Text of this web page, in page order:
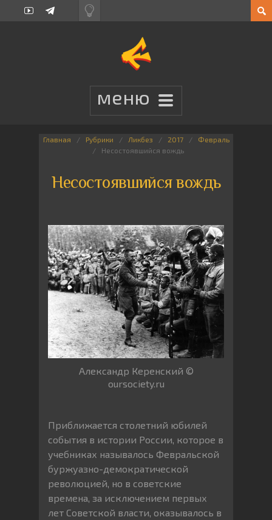
Главная Рубрики Ликбез 2017
Февраль
Несостоявшийся вождь
Несостоявшийся вождь
Александр Керенский ©
oursociety.ru
Приближается столетний юбилей
события в истории России, которое в
учебниках называлось Февральской
буржуазно-демократической
революцией, но в советские
времена, за исключением первых
лет Советской власти, оказывалось в